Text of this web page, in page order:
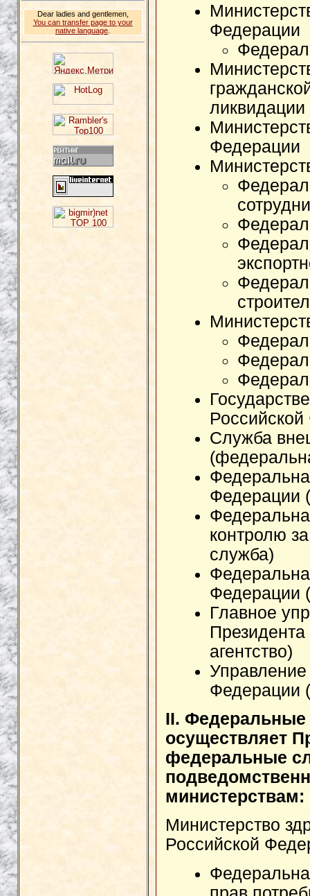
Dear ladies and gentlemen,
You can transfer page to your
native language
Федерации
ликвидации
Федерации
Служба
Федерации
контролю
служба)
Федерации
Главное
агентство)
Федерации
II. Федеральные
осуществляет
федеральные
министерствам:
Министерство
Российской